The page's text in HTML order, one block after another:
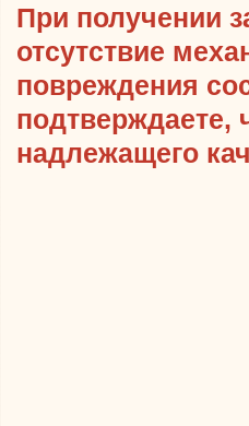
При получении
отсутствие
повреждения
подтверждаете,
надлежащего